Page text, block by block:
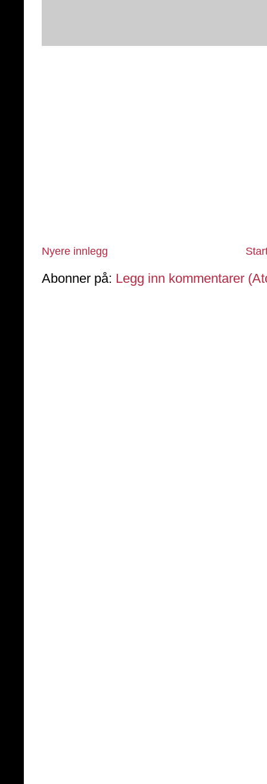
Nyere innlegg
Abonner på: Legg inn kommentarer